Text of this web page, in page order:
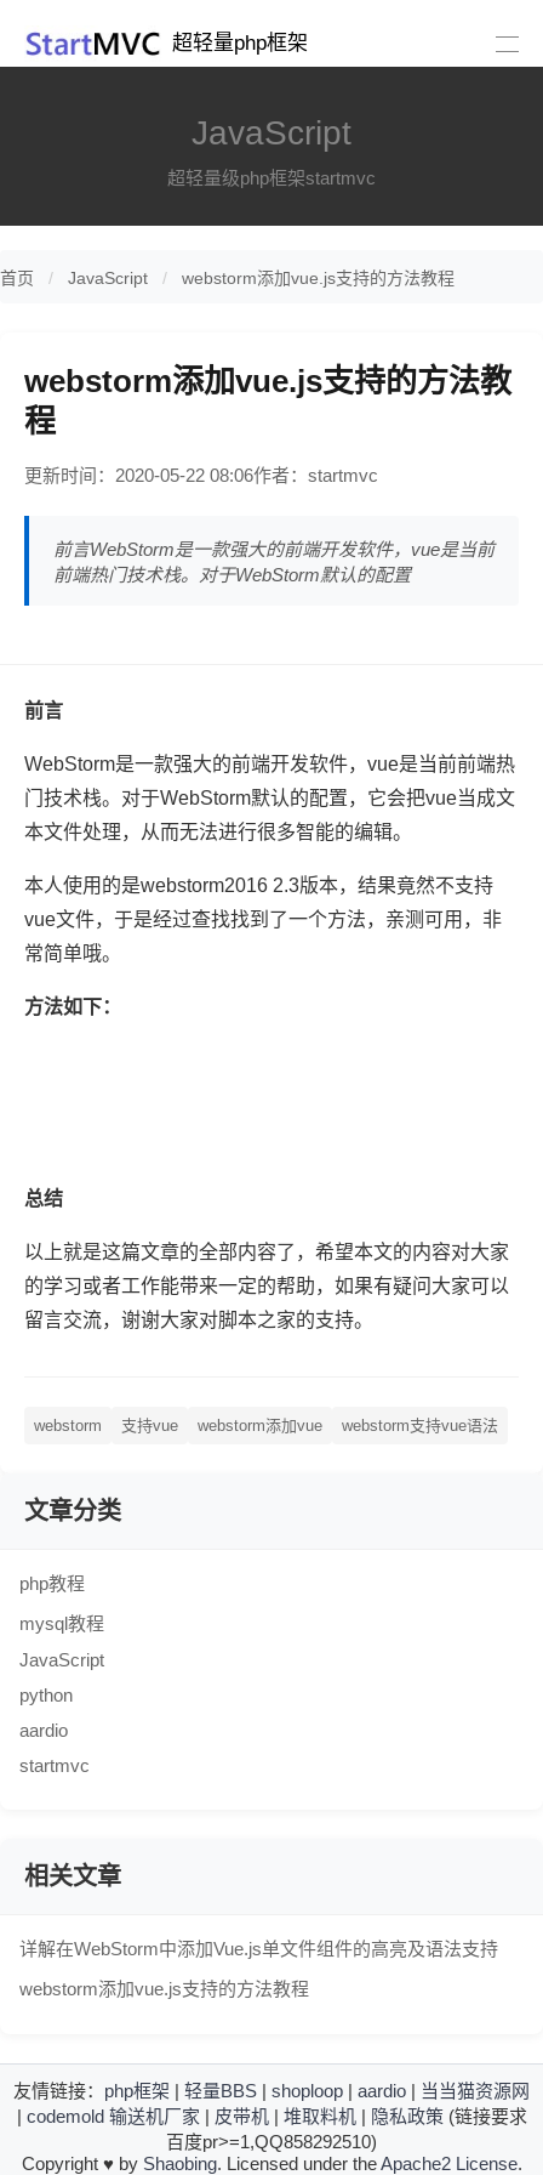
超轻量php框架
JavaScript
超轻量级php框架startmvc
首页 JavaScript webstorm添加vue.js支持的方法教程
webstorm添加vue.js支持的方法教
程
更新时间：2020-05-22 08:06作者：startmvc
前言WebStorm是一款强大的前端开发软件，vue是当前
前端热门技术栈。对于WebStorm默认的配置
前言
WebStorm是一款强大的前端开发软件，vue是当前前端热
门技术栈。对于WebStorm默认的配置，它会把vue当成文
本文件处理，从而无法进行很多智能的编辑。
本人使用的是webstorm2016 2.3版本，结果竟然不支持
vue文件，于是经过查找找到了一个方法，亲测可用，非
常简单哦。
方法如下：
总结
以上就是这篇文章的全部内容了，希望本文的内容对大家
的学习或者工作能带来一定的帮助，如果有疑问大家可以
留言交流，谢谢大家对脚本之家的支持。
webstorm 支持vue webstorm添加vue webstorm支持vue语法
文章分类
php教程
mysql教程
JavaScript
python
aardio
startmvc
相关文章
详解在WebStorm中添加Vue.js单文件组件的高亮及语法支持
webstorm添加vue.js支持的方法教程
友情链接： php框架 | 轻量BBS | shoploop | aardio | 当当猫资源网
| codemold 输送机厂家 | 皮带机| 堆取料机| 隐私政策 (链接要求
百度pr>=1,QQ858292510)
Copyright ♥ by Shaobing. Licensed under theApache2 License.